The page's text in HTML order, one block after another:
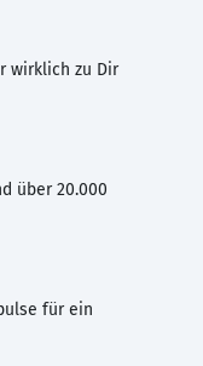
wirklich zu Dir
über 20.000
für ein